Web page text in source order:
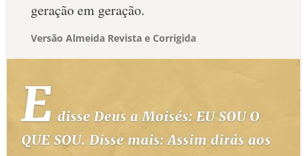
geração em geração.
Versão Almeida Revista e Corrigida